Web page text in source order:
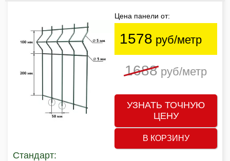
Цена панели от:
1578 руб/метр
1688руб/метр
УЗНАТЬ ТОЧНУЮ
ЦЕНУ
В КОРЗИНУ
Стандарт: